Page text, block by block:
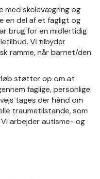
med skolevægring og
en del af et fagligt og
brug for en midlertidig
Vi tilbyder
ramme, når barnet/den
støtter op om at
faglige, personlige
tages der hånd om
traumetilstande, som
arbejder autisme- og